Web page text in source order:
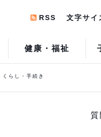
健康・福祉
RSS 文字サイ
くらし・手続き